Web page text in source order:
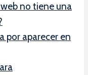
no tiene una
por aparecer en